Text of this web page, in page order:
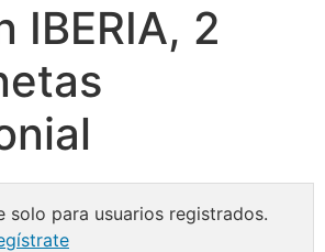
IBERIA, 2
solo para usuarios registrados.